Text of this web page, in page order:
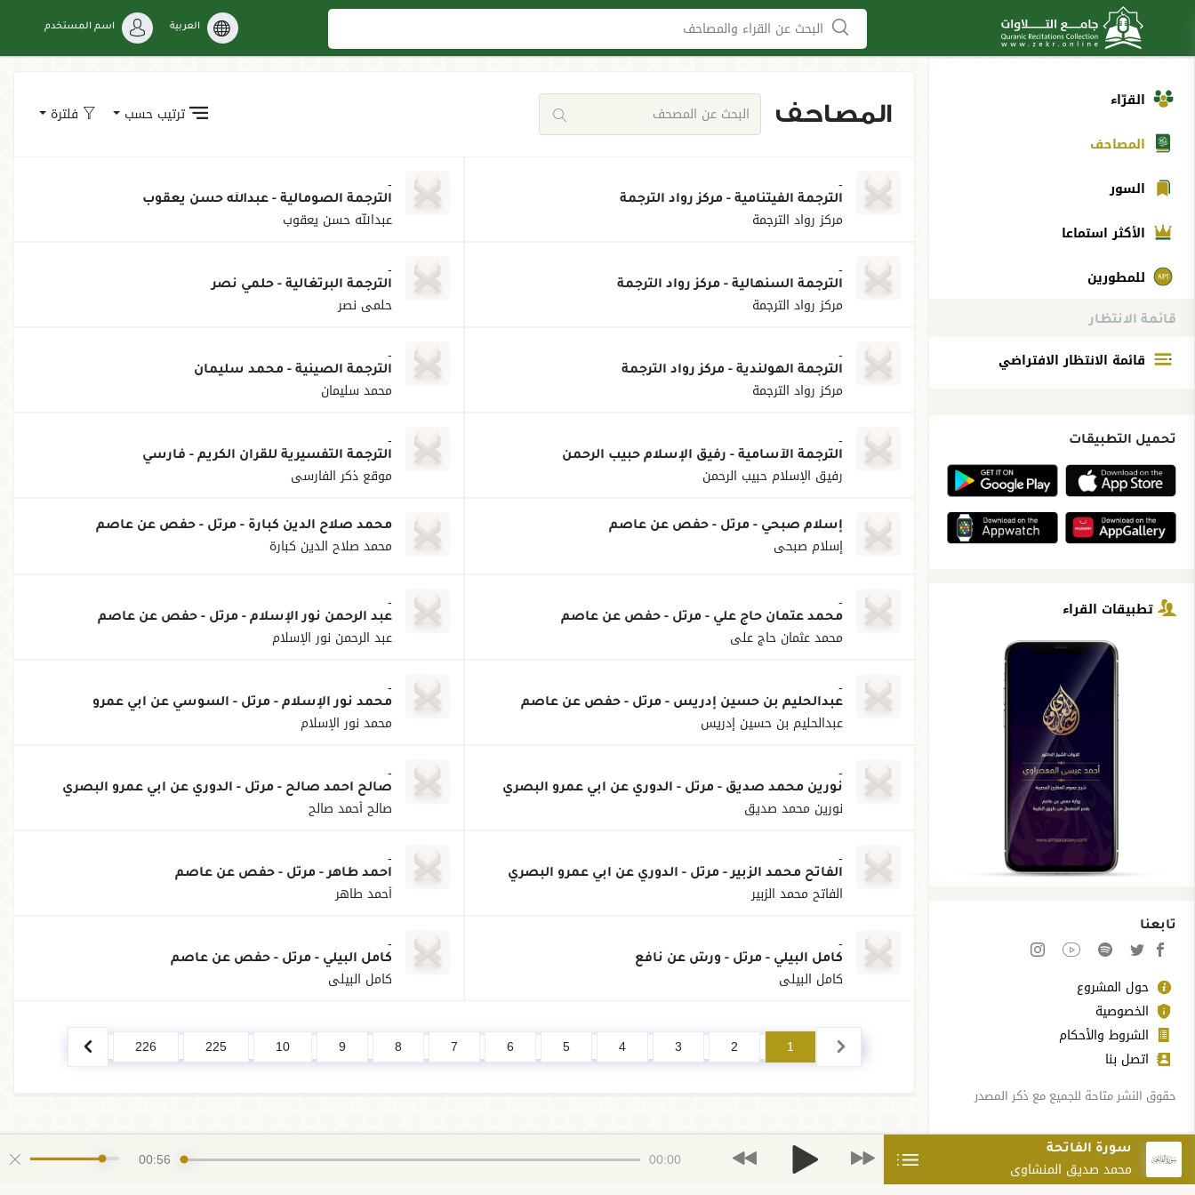
البحث عن القراء والمصاحف العربية اسم المستخدم
القرّاء
المصاحف
السور
الأكثر استماعا
للمطورين
قائمة الانتظار
قائمة الانتظار الافتراضي
تحميل التطبيقات
تطبيقات القراء
تابعنا
حول المشروع
الخصوصية
الشروط والأحكام
اتصل بنا
حقوق النشر متاحة للجميع مع ذكر المصدر
المصاحف ترتيب حسب فلترة
-
الترجمة الفيتنامية - مركز رواد الترجمة
مركز رواد الترجمة
-
الترجمة الصومالية - عبدالله حسن يعقوب
عبدالله حسن يعقوب
-
الترجمة السنهالية - مركز رواد الترجمة
مركز رواد الترجمة
-
الترجمة البرتغالية - حلمي نصر
حلمي نصر
-
الترجمة الهولندية - مركز رواد الترجمة
مركز رواد الترجمة
-
الترجمة الصينية - محمد سليمان
محمد سليمان
-
الترجمة الآسامية - رفيق الإسلام حبيب الرحمن
رفيق الإسلام حبيب الرحمن
-
الترجمة التفسيرية للقرآن الكريم - فارسي
موقع ذكر الفارسي
إسلام صبحي - مرتل - حفص عن عاصم
إسلام صبحي
محمد صلاح الدين كبارة - مرتل - حفص عن عاصم
محمد صلاح الدين كبارة
-
محمد عثمان حاج علي - مرتل - حفص عن عاصم
محمد عثمان حاج علي
-
عبد الرحمن نور الإسلام - مرتل - حفص عن عاصم
عبد الرحمن نور الإسلام
-
عبدالحليم بن حسين إدريس - مرتل - حفص عن عاصم
عبدالحليم بن حسين إدريس
-
محمد نور الإسلام - مرتل - السوسي عن أبي عمرو
محمد نور الإسلام
-
نورين محمد صديق - مرتل - الدوري عن أبي عمرو البصري
نورين محمد صديق
-
صالح أحمد صالح - مرتل - الدوري عن أبي عمرو البصري
صالح أحمد صالح
-
الفاتح محمد الزبير - مرتل - الدوري عن أبي عمرو البصري
الفاتح محمد الزبير
-
أحمد طاهر - مرتل - حفص عن عاصم
أحمد طاهر
-
كامل البيلي - مرتل - ورش عن نافع
كامل البيلي
-
كامل البيلي - مرتل - حفص عن عاصم
كامل البيلي
1
2
3
4
5
6
7
8
9
10
225
226
سورة الفاتحة
محمد صديق المنشاوي 00:00
00:56